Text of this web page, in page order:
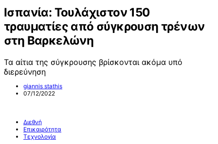
Ισπανία: Τουλάχιστον 150
τραυματίες από σύγκρουση τρένων
στη Βαρκελώνη
Τα αίτια της σύγκρουσης βρίσκονται ακόμα υπό
διερεύνηση
giannis stathis
07/12/2022
Διεθνή
Επικαιρότητα
Τεχνολογία